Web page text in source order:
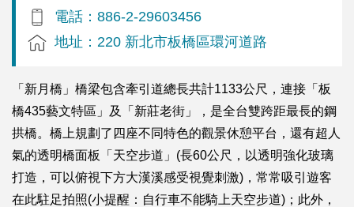
電話：886-2-29603456
地址：220 新北市板橋區環河道路
「新月橋」橋梁包含牽引道總長共計1133公尺，連接「板
橋435藝文特區」及「新莊老街」，是全台雙跨距最長的鋼
拱橋。橋上規劃了四座不同特色的觀景休憩平台，還有超人
氣的透明橋面板「天空步道」(長60公尺，以透明強化玻璃
打造，可以俯視下方大漢溪感受視覺刺激)，常常吸引遊客
在此駐足拍照(小提醒：自行車不能騎上天空步道)；此外，